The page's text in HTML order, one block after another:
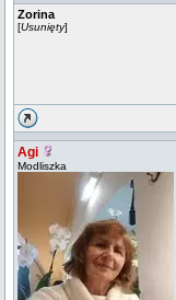
Zorina
[Usunięty]
Agi
Modliszka